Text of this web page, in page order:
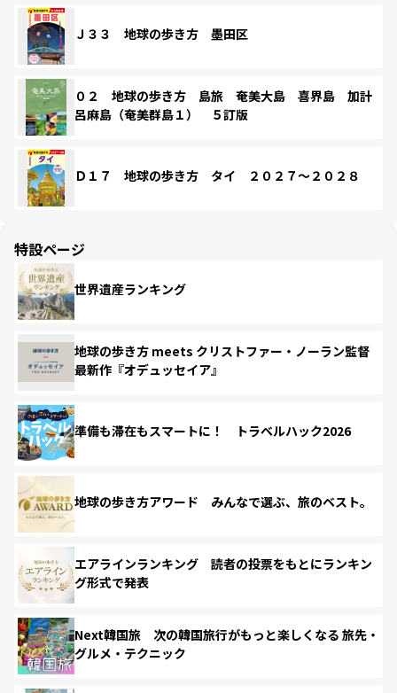
Ｊ３３ 地球の歩き方 墨田区
０２ 地球の歩き方 島旅 奄美大島 喜界島 加計
呂麻島（奄美群島１） ５訂版
Ｄ１７ 地球の歩き方 タイ ２０２７～２０２８
特設ページ
世界遺産ランキング
地球の歩き方 meets クリストファー・ノーラン監督
最新作『オデュッセイア』
準備も滞在もスマートに！ トラベルハック2026
地球の歩き方アワード みんなで選ぶ、旅のベスト。
エアラインランキング 読者の投票をもとにランキン
グ形式で発表
Next韓国旅 次の韓国旅行がもっと楽しくなる 旅先・
グルメ・テクニック